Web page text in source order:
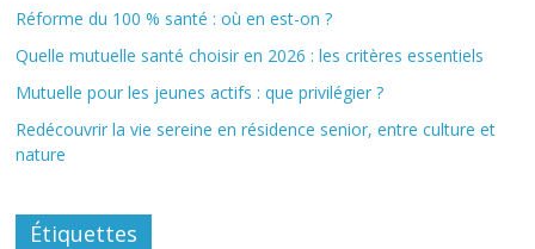
Réforme du 100 % santé : où en est-on ?
Quelle mutuelle santé choisir en 2026 : les critères essentiels
Mutuelle pour les jeunes actifs : que privilégier ?
Redécouvrir la vie sereine en résidence senior, entre culture et
nature
Étiquettes